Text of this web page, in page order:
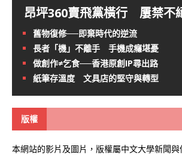
昂坪360賣飛黨橫行 屢禁不
舊物復修──即棄時代的逆流
長者「機」不離手 手機成癮堪憂
做創作≠乞食──香港原創IP尋出路
紙筆存溫度 文具店的堅守與轉型
版權
本網站的影片及圖片，版權屬中文大學新聞